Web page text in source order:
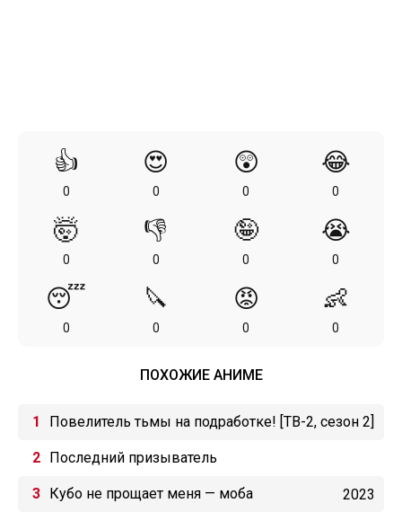
👍
0
😍
0
😲
0
😂
0
🤯
0
👎
0
🤪
0
😭
0
😴
0
🔪
0
😡
0
👶
0
ПОХОЖИЕ АНИМЕ
Повелитель тьмы на подработке! [ТВ-2, сезон 2]
Последний призыватель
Кубо не прощает меня — моба 2023